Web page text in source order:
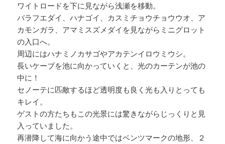
ワイトロードを下に見ながら浅瀬を移動。
バラフエダイ、ハナゴイ、カスミチョウチョウウオ、ア
カモンガラ、アマミスズメダイを見ながらミニグロット
の入口へ。
周辺にはハナミノカサゴやアカテンイロウミウシ。
長いケーブを池に向かっていくと、光のカーテンが池の
中に！
セノーテに匹敵するほど透明度も良く光も入りとっても
キレイ。
ゲストの方たちもこの光景には驚きながらじっくりと見
入っていました。
再潜降して海に向かう途中ではベンツマークの地形、２